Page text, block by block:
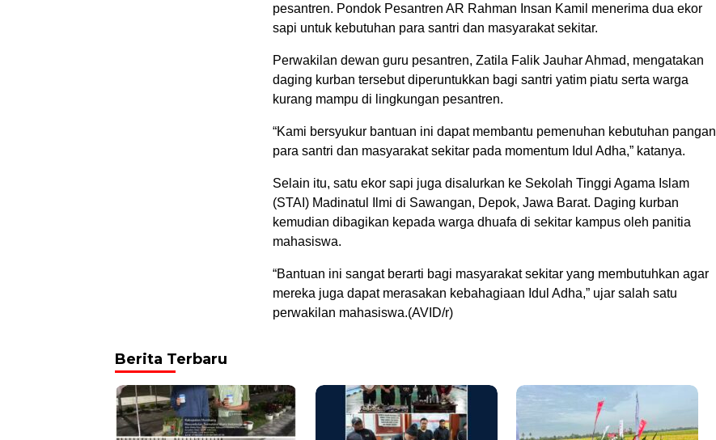
pesantren. Pondok Pesantren AR Rahman Insan Kamil menerima dua ekor
sapi untuk kebutuhan para santri dan masyarakat sekitar.
Perwakilan dewan guru pesantren, Zatila Falik Jauhar Ahmad, mengatakan
daging kurban tersebut diperuntukkan bagi santri yatim piatu serta warga
kurang mampu di lingkungan pesantren.
“Kami bersyukur bantuan ini dapat membantu pemenuhan kebutuhan pangan
para santri dan masyarakat sekitar pada momentum Idul Adha,” katanya.
Selain itu, satu ekor sapi juga disalurkan ke Sekolah Tinggi Agama Islam
(STAI) Madinatul Ilmi di Sawangan, Depok, Jawa Barat. Daging kurban
kemudian dibagikan kepada warga dhuafa di sekitar kampus oleh panitia
mahasiswa.
“Bantuan ini sangat berarti bagi masyarakat sekitar yang membutuhkan agar
mereka juga dapat merasakan kebahagiaan Idul Adha,” ujar salah satu
perwakilan mahasiswa.(AVID/r)
Berita Terbaru